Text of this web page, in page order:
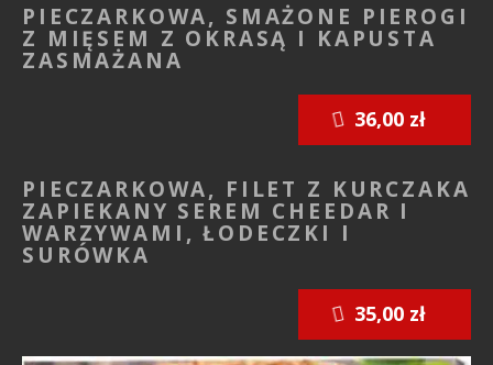
PIECZARKOWA, SMAŻONE PIEROGI
Z MIĘSEM Z OKRASĄ I KAPUSTA
ZASMAŻANA
PIECZARKOWA, FILET Z KURCZAKA
ZAPIEKANY SEREM CHEEDAR I
WARZYWAMI, ŁODECZKI I
SURÓWKA